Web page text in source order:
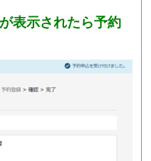
表示されたら予約